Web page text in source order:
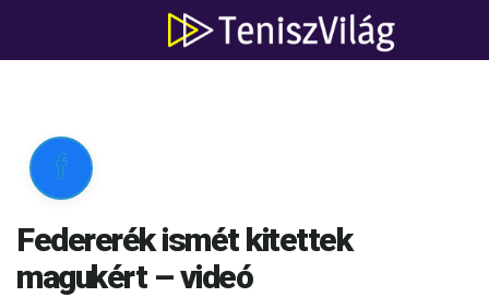

Federerék ismét kitettek
magukért – videó